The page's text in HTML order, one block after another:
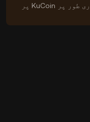
نوٹ: یہ کرپٹو کرنسی ابھی تک سرکاری طور پر KuCoin پر